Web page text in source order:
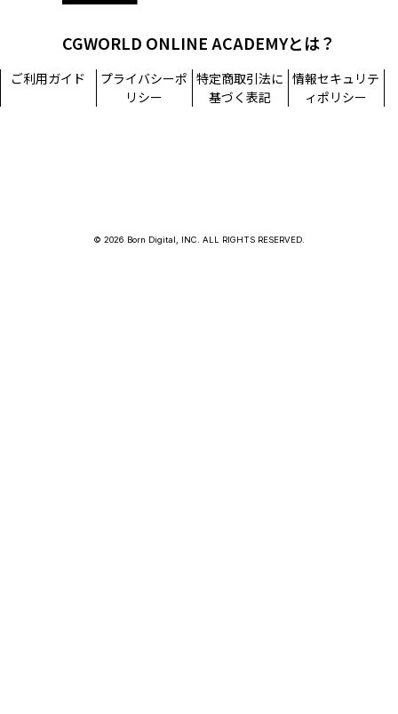
CGWORLD ONLINE ACADEMYとは？
ご利用ガイド
プライバシーポ
リシー
特定商取引法に
基づく表記
情報セキュリテ
ィポリシー
© 2026 Born Digital, INC. ALL RIGHTS RESERVED.